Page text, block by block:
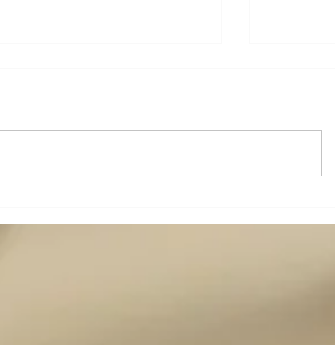
具体的な身体操作６ 簡単な腰
具体的な